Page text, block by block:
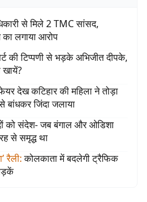
से मिले 2 TMC सांसद,
का लगाया आरोप
की टिप्पणी से भड़के अभिजीत दीपके,
खायें?
देख कटिहार की महिला ने तोड़ा
जिंदा जलाया
को संदेश- जब बंगाल और ओडिशा
से समृद्ध था
रैली: कोलकाता में बदलेगी ट्रैफिक